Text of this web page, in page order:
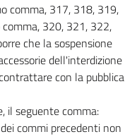
comma, 317, 318, 319,
320, 321, 322,
che la sospensione
dell'interdizione
con la pubblica
il seguente comma:
commi precedenti non